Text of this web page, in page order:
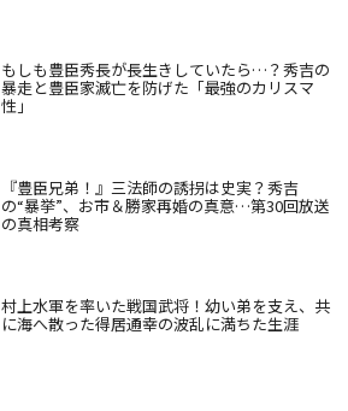
もしも豊臣秀長が長生きしていたら…？秀吉の
暴走と豊臣家滅亡を防げた「最強のカリスマ
性」
『豊臣兄弟！』三法師の誘拐は史実？秀吉
の“暴挙”、お市＆勝家再婚の真意…第30回放送
の真相考察
村上水軍を率いた戦国武将！幼い弟を支え、共
に海へ散った得居通幸の波乱に満ちた生涯